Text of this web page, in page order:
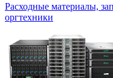
Расходные материалы,
оргтехники